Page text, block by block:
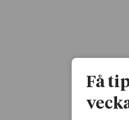
Få